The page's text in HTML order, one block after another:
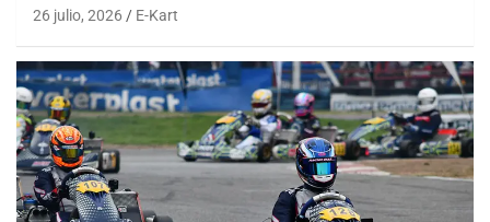
26 julio, 2026 E-Kart